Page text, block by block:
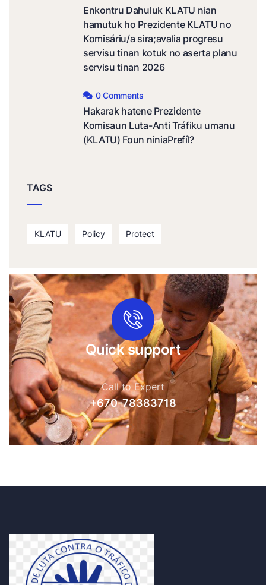
Enkontru Dahuluk KLATU nian
hamutuk ho Prezidente KLATU no
Komisáriu/a sira;avalia progresu
servisu tinan kotuk no aserta planu
servisu tinan 2026
0 Comments
Hakarak hatene Prezidente
Komisaun Luta-Anti Tráfiku umanu
(KLATU) Foun niniaPrefíl?
TAGS
KLATU Policy Protect
Quick support
Call to Expert
+670-78383718